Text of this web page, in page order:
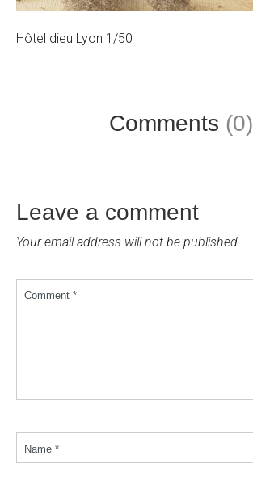
Hôtel dieu Lyon 1/50
Comments (0)
Leave a comment
Your email address will not be published.
Comment *
Name *